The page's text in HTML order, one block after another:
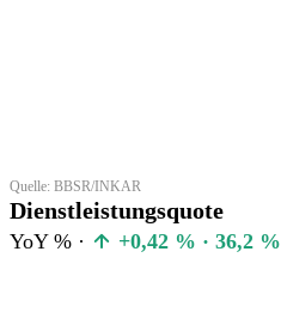
Quelle: BBSR/INKAR
Dienstleistungsquote
YoY % · +0,42 % · 36,2 %